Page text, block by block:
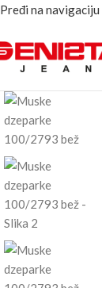
Pređi na navigaciju